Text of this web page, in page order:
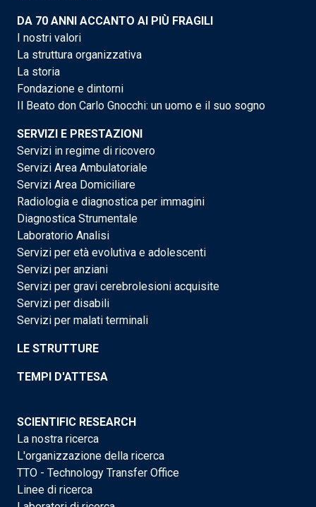
DA 70 ANNI ACCANTO AI PIÙ FRAGILI
I nostri valori
La struttura organizzativa
La storia
Fondazione e dintorni
Il Beato don Carlo Gnocchi: un uomo e il suo sogno
SERVIZI E PRESTAZIONI
Servizi in regime di ricovero
Servizi Area Ambulatoriale
Servizi Area Domiciliare
Radiologia e diagnostica per immagini
Diagnostica Strumentale
Laboratorio Analisi
Servizi per età evolutiva e adolescenti
Servizi per anziani
Servizi per gravi cerebrolesioni acquisite
Servizi per disabili
Servizi per malati terminali
LE STRUTTURE
TEMPI D'ATTESA
SCIENTIFIC RESEARCH
La nostra ricerca
L'organizzazione della ricerca
TTO - Technology Transfer Office
Linee di ricerca